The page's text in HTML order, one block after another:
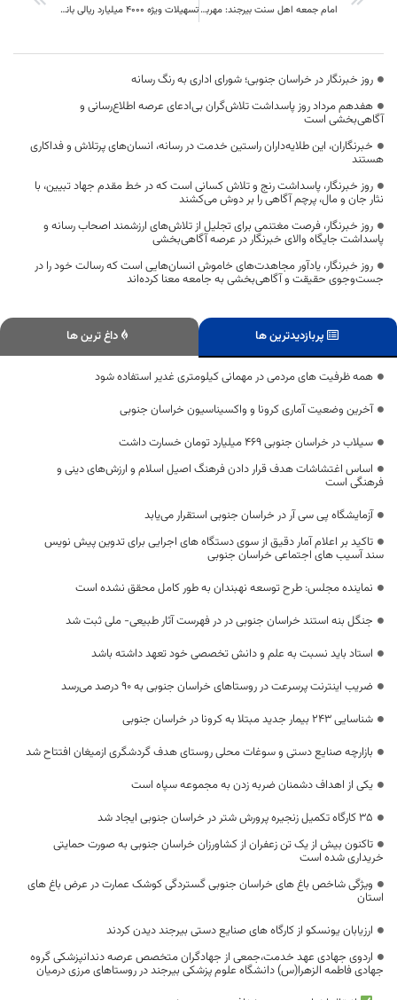
امام جمعه اهل سنت بیرجند: مهربانی و نرمش سرلوحه رفتار با مردم باشد تسهیلات ویژه 4000 میلیارد ریالی بانک کشاورزی و صندوق توسعه ملی برای فعالیت های صادراتی محصولات کشاورزی
روز خبرنگار در خراسان جنوبی؛ شورای اداری به رنگ رسانه
هفدهم مرداد روز پاسداشت تلاش‌گران بی‌ادعای عرصه اطلاع‌رسانی و
آگاهی‌بخشی است
خبرنگاران، این طلایه‌داران راستین خدمت در رسانه، انسان‌های پرتلاش و فداکاری
هستند
روز خبرنگار، پاسداشت رنج و تلاش کسانی است که در خط مقدم جهاد تبیین، با
نثار جان و مال، پرچم آگاهی را بر دوش می‌کشند
روز خبرنگار، فرصت مغتنمی برای تجلیل از تلاش‌های ارزشمند اصحاب رسانه و
پاسداشت جایگاه والای خبرنگار در عرصه آگاهی‌بخشی
روز خبرنگار، یادآور مجاهدت‌های خاموش انسان‌هایی است که رسالت خود را در
جست‌وجوی حقیقت و آگاهی‌بخشی به جامعه معنا کرده‌اند
پربازدیدترین ها داغ ترین ها
همه ظرفیت های مردمی در مهمانی کیلومتری غدیر استفاده شود
آخرین وضعیت آماری کرونا و واکسیناسیون خراسان جنوبی
سیلاب در خراسان جنوبی ۴۶۹ میلیارد تومان خسارت داشت
اساس اغتشاشات هدف قرار دادن فرهنگ اصیل اسلام و ارزش‌های دینی و
فرهنگی است
آزمایشگاه پی سی آر در خراسان جنوبی استقرار می‌یابد
تاکید بر اعلام آمار دقیق از سوی دستگاه های اجرایی برای تدوین پیش نویس
سند آسیب های اجتماعی خراسان جنوبی
نماینده مجلس: طرح توسعه نهبندان به طور کامل محقق نشده است
جنگل بنه استند خراسان جنوبی در در فهرست آثار طبیعی- ملی ثبت شد
استاد باید نسبت به علم و دانش تخصصی خود تعهد داشته باشد
ضریب اینترنت پرسرعت در روستاهای خراسان جنوبی به ۹۰ درصد می‌رسد
شناسایی ۲۴۳ بیمار جدید مبتلا به کرونا در خراسان جنوبی
بازارچه صنایع دستی و سوغات محلی روستای هدف گردشگری ازمیغان افتتاح شد
یکی از اهداف دشمنان ضربه زدن به مجموعه سپاه است
۳۵ کارگاه تکمیل زنجیره پرورش شتر در خراسان جنوبی ایجاد شد
تاکنون بیش از یک تن زعفران از کشاورزان خراسان جنوبی به صورت حمایتی
خریداری شده است
ویژگی شاخص باغ های خراسان جنوبی گستردگی کوشک عمارت در عرض باغ های
استان
ارزیابان یونسکو از کارگاه های صنایع دستی بیرجند دیدن کردند
اردوی جهادی عهد خدمت،جمعی از جهادگران متخصص عرصه دندانپزشکی گروه
جهادی فاطمه الزهرا(س) دانشگاه علوم پزشکی بیرجند در روستاهای مرزی درمیان